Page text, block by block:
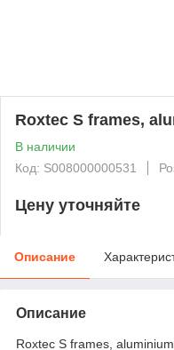
Roxtec S frames,
В наличии
Код: S008000000531
Цену уточняйте
Описание
Описание
Roxtec S frames,